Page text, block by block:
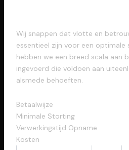
Wij snappen dat vlotte en
essentieel zijn voor een optimale
hebben we een breed scala aan
ingevoerd die voldoen aan
alsmede behoeften.
Betaalwijze
Minimale Storting
Verwerkingstijd Opname
Kosten